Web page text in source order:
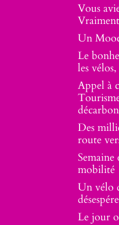
Vous
Un
Le
les
Appel à
Des
route
Semaine
mobilité
Un vélo
Le jour